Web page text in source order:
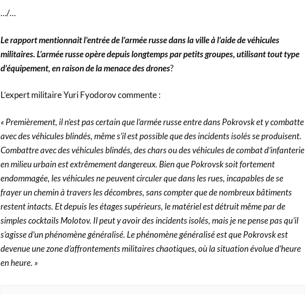
…/…
Le rapport mentionnait l’entrée de l’armée russe dans la ville à l’aide de véhicules
militaires. L’armée russe opère depuis longtemps par petits groupes, utilisant tout type
d’équipement, en raison de la menace des drones?
L’expert militaire Yuri Fyodorov commente :
« Premièrement, il n’est pas certain que l’armée russe entre dans Pokrovsk et y combatte
avec des véhicules blindés, même s’il est possible que des incidents isolés se produisent.
Combattre avec des véhicules blindés, des chars ou des véhicules de combat d’infanterie
en milieu urbain est extrêmement dangereux. Bien que Pokrovsk soit fortement
endommagée, les véhicules ne peuvent circuler que dans les rues, incapables de se
frayer un chemin à travers les décombres, sans compter que de nombreux bâtiments
restent intacts. Et depuis les étages supérieurs, le matériel est détruit même par de
simples cocktails Molotov. Il peut y avoir des incidents isolés, mais je ne pense pas qu’il
s’agisse d’un phénomène généralisé. Le phénomène généralisé est que Pokrovsk est
devenue une zone d’affrontements militaires chaotiques, où la situation évolue d’heure
en heure. »